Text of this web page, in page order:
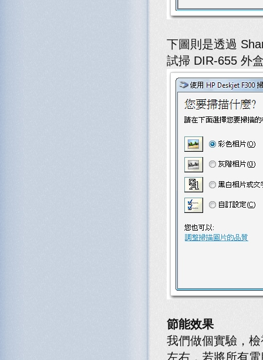
下圖則是透過
試掃 DIR-655 外
節能效果
我們做個實驗，
左右，若將所有